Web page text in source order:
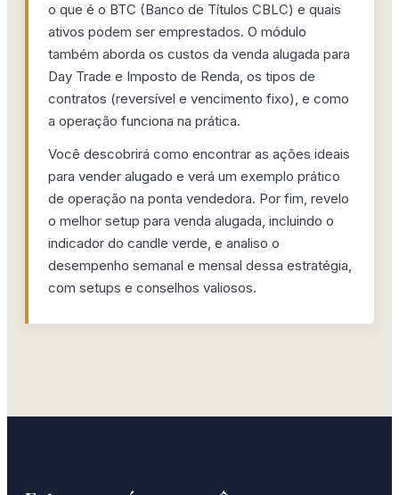
o que é o BTC (Banco de Títulos CBLC) e quais
ativos podem ser emprestados. O módulo
também aborda os custos da venda alugada para
Day Trade e Imposto de Renda, os tipos de
contratos (reversível e vencimento fixo), e como
a operação funciona na prática.
Você descobrirá como encontrar as ações ideais
para vender alugado e verá um exemplo prático
de operação na ponta vendedora. Por fim, revelo
o melhor setup para venda alugada, incluindo o
indicador do candle verde, e analiso o
desempenho semanal e mensal dessa estratégia,
com setups e conselhos valiosos.